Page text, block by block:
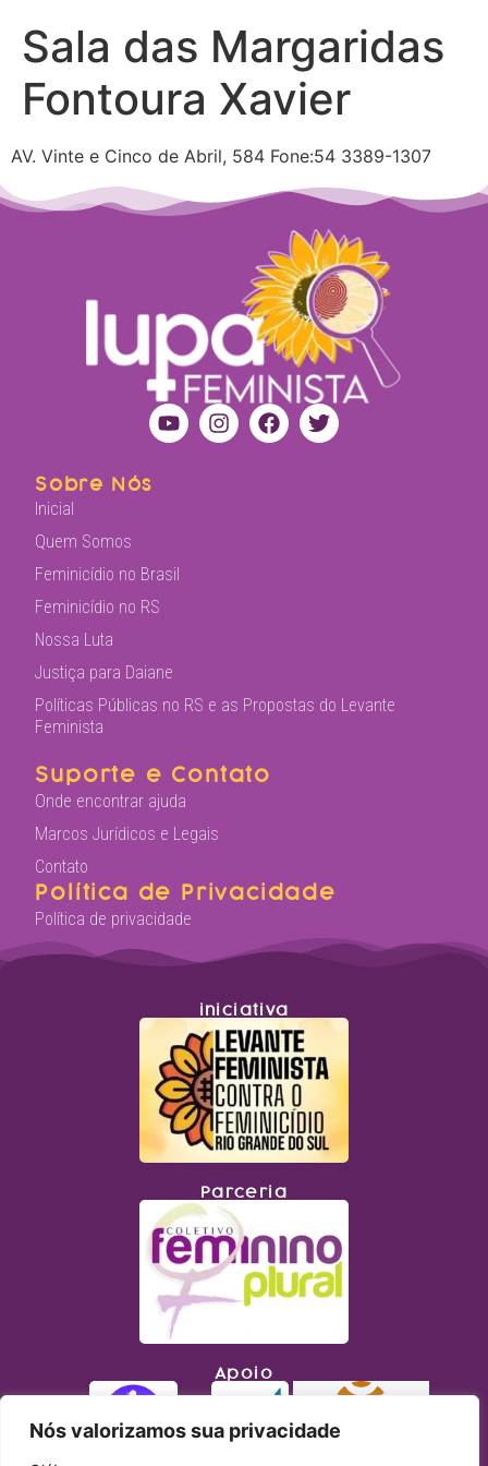
Nós valorizamos sua privacidade
Sala das Margaridas
Fontoura Xavier
AV. Vinte e Cinco de Abril, 584 Fone:54 3389-1307
Sobre Nós
Inicial
Quem Somos
Feminicídio no Brasil
Feminicídio no RS
Nossa Luta
Justiça para Daiane
Políticas Públicas no RS e as Propostas do Levante
Feminista
Suporte e Contato
Onde encontrar ajuda
Marcos Jurídicos e Legais
Contato
Política de Privacidade
Política de privacidade
iniciativa
Parceria
Apoio